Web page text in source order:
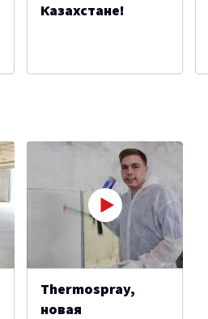
Казахстане!
Thermospray,
новая